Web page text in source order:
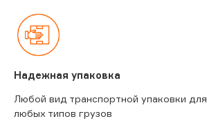
Надежная упаковка
Любой вид транспортной упаковки для
любых типов грузов